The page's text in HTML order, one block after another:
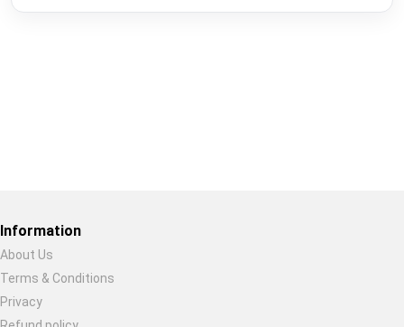
Information
About Us
Terms & Conditions
Privacy